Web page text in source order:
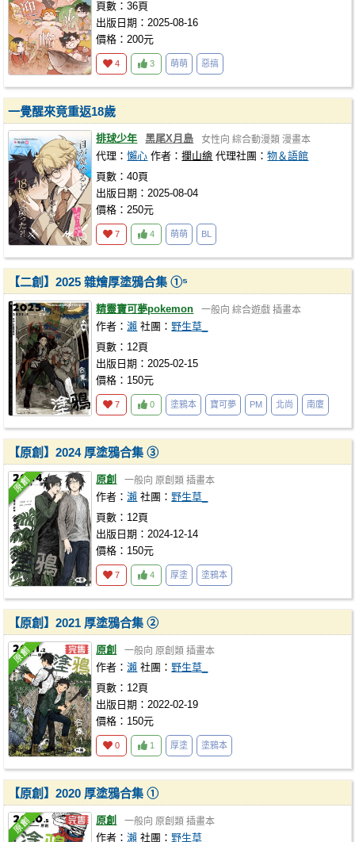
頁數：36頁
出版日期：2025-08-16
價格：200元
4 3 萌萌 惡搞
一覺醒來竟重返18歲
排球少年 黑尾X月島 女性向 綜合動漫類 漫畫本
代理：懶心 作者：攔山繪 代理社團：物＆語館
頁數：40頁
出版日期：2025-08-04
價格：250元
7 4 萌萌 BL
【二創】2025 雜燴厚塗鴉合集 ➀⁵
精靈寶可夢pokemon 一般向 綜合遊戲 插畫本
作者：瀨 社團： 野生草_
頁數：12頁
出版日期：2025-02-15
價格：150元
7 0 塗鴉本 寶可夢 PM 北尚 南廈
【原創】2024 厚塗鴉合集 ➂
原創 一般向 原創類 插畫本
作者：瀨 社團： 野生草_
頁數：12頁
出版日期：2024-12-14
價格：150元
7 4 厚塗 塗鴉本
【原創】2021 厚塗鴉合集 ➁
原創 一般向 原創類 插畫本
作者：瀨 社團： 野生草_
頁數：12頁
出版日期：2022-02-19
價格：150元
0 1 厚塗 塗鴉本
【原創】2020 厚塗鴉合集 ➀
原創 一般向 原創類 插畫本
作者：瀨 社團： 野生草_